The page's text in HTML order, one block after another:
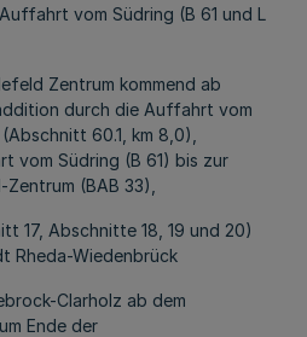
vom Südring (B 61 und L
Zentrum kommend ab
durch die Auffahrt vom
60.1, km 8,0),
vom Südring (B 61) bis zur
(BAB 33),
17, Abschnitte 18, 19 und 20)
Rheda-Wiedenbrück
Clarholz ab dem
Ende der